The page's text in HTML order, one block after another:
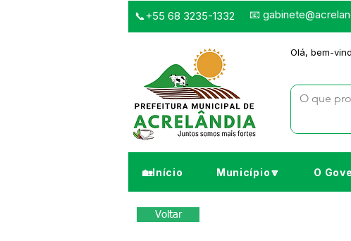
📞+55 68 3235-1332 📧
Olá, bem-
🏡Início Município🔽 O
Voltar